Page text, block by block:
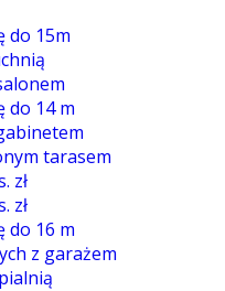
do 15m
do 14 m
tarasem
zł
zł
do 16 m
z garażem